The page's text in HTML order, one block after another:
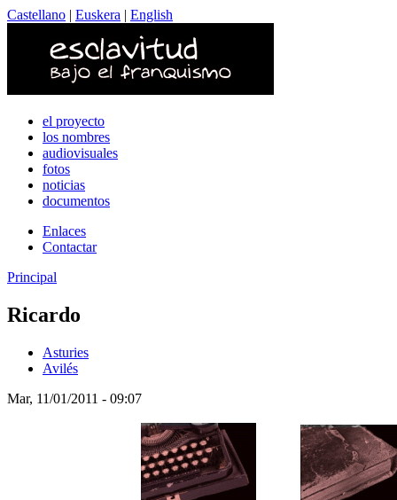
Castellano | Euskera | English
el proyecto
los nombres
audiovisuales
fotos
noticias
documentos
Enlaces
Contactar
Principal
Ricardo
Asturies
Avilés
Mar, 11/01/2011 - 09:07